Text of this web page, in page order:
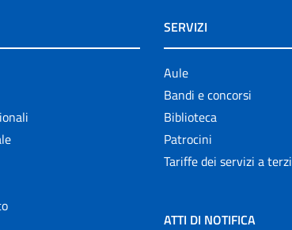
SERVIZI
Aule
Bandi e concorsi
Biblioteca
Patrocini
Tariffe dei servizi a terzi
ATTI DI NOTIFICA